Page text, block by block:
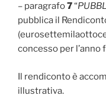
– paragrafo7“
pubblica il
concesso per l’anno
Il rendiconto è
illustrativa.